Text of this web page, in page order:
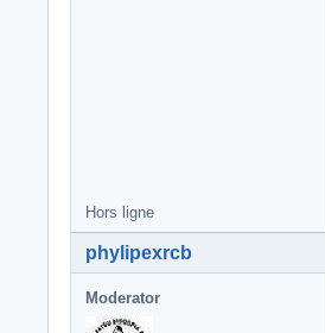
Hors ligne
phylipexrcb
Moderator